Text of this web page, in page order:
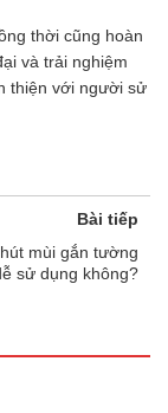
thời cũng hoàn
và trải nghiệm
thiện với người sử
Bài tiếp
mùi gắn tường
sử dụng không?